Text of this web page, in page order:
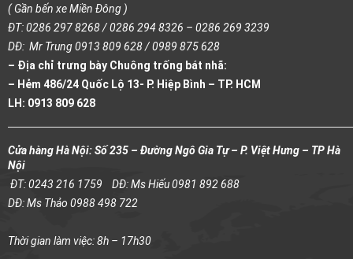
( Gần bến xe Miền Đông )
ĐT: 0286 297 8268 / 0286 294 8326 – 0286 269 3239
DĐ: Mr Trung 0913 809 628 / 0989 875 628
– Địa chỉ trưng bày Chuông trống bát nhã:
– Hẻm 486/24 Quốc Lộ 13- P. Hiệp Bình – TP. HCM
LH: 0913 809 628
Cửa hàng Hà Nội: Số 235 – Đường Ngô Gia Tự – P. Việt Hưng – TP Hà
Nội
ĐT: 0243 216 1759 DĐ: Ms Hiếu 0981 892 688
DĐ: Ms Thảo 0988 498 722
Thời gian làm việc: 8h – 17h30